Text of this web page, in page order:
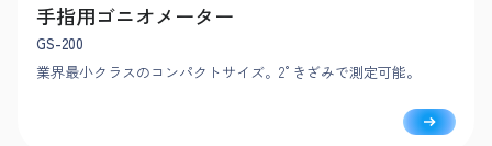
手指用ゴニオメーター
GS-200
業界最小クラスのコンパクトサイズ。2°きざみで測定可能。